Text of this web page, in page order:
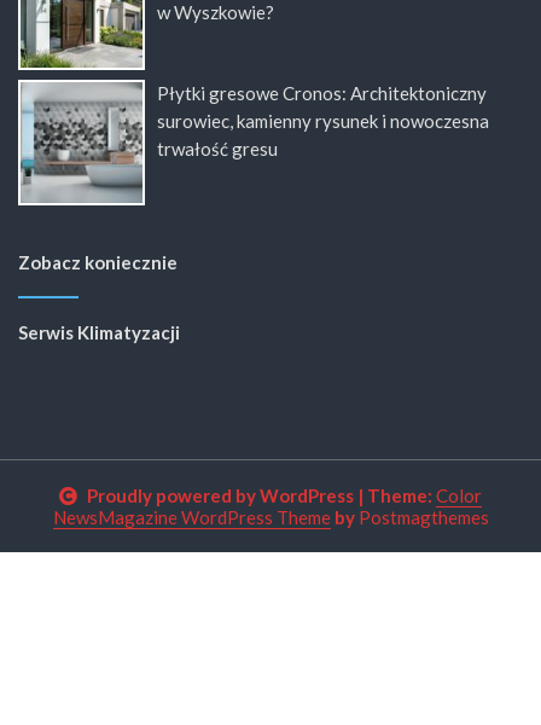
w Wyszkowie?
Płytki gresowe Cronos: Architektoniczny
surowiec, kamienny rysunek i nowoczesna
trwałość gresu
Zobacz koniecznie
Serwis Klimatyzacji
Proudly powered by WordPress | Theme: Color
NewsMagazine WordPress Themeby Postmagthemes